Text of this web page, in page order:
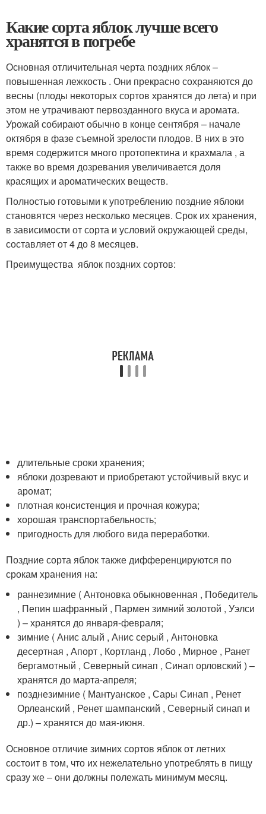
Какие сорта яблок лучше всего
хранятся в погребе
Основная отличительная черта поздних яблок –
повышенная лежкость . Они прекрасно сохраняются до
весны (плоды некоторых сортов хранятся до лета) и при
этом не утрачивают первозданного вкуса и аромата.
Урожай собирают обычно в конце сентября – начале
октября в фазе съемной зрелости плодов. В них в это
время содержится много протопектина и крахмала , а
также во время дозревания увеличивается доля
красящих и ароматических веществ.
Полностью готовыми к употреблению поздние яблоки
становятся через несколько месяцев. Срок их хранения,
в зависимости от сорта и условий окружающей среды,
составляет от 4 до 8 месяцев.
Преимущества яблок поздних сортов:
длительные сроки хранения;
яблоки дозревают и приобретают устойчивый вкус и
аромат;
плотная консистенция и прочная кожура;
хорошая транспортабельность;
пригодность для любого вида переработки.
Поздние сорта яблок также дифференцируются по
срокам хранения на:
раннезимние ( Антоновка обыкновенная , Победитель
, Пепин шафранный , Пармен зимний золотой , Уэлси
) – хранятся до января-февраля;
зимние ( Анис алый , Анис серый , Антоновка
десертная , Апорт , Кортланд , Лобо , Мирное , Ранет
бергамотный , Северный синап , Синап орловский ) –
хранятся до марта-апреля;
позднезимние ( Мантуанское , Сары Синап , Ренет
Орлеанский , Ренет шампанский , Северный синап и
др.) – хранятся до мая-июня.
Основное отличие зимних сортов яблок от летних
состоит в том, что их нежелательно употреблять в пищу
сразу же – они должны полежать минимум месяц.